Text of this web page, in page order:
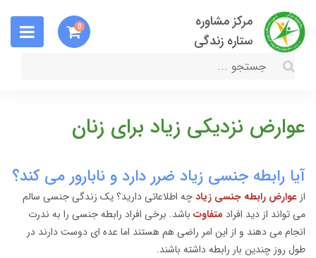
مرکز مشاوره
ستاره زندگی
0
عوارض نزدیکی زیاد برای زنان
آیا رابطه جنسی زیاد ضرر دارد و نابارور می کند؟
از عوارض رابطه جنسی زیادچه اطلاعاتی دارید؟ یک زندگی جنسی سالم
می تواند از دید افراد متفاوت باشد. برخی افراد رابطه جنسی را به ندرت
انجام می دهند و از این امر راضی هم هستند اما عده ای دوست دارند در
طول روز چندین بار رابطه داشته باشند.